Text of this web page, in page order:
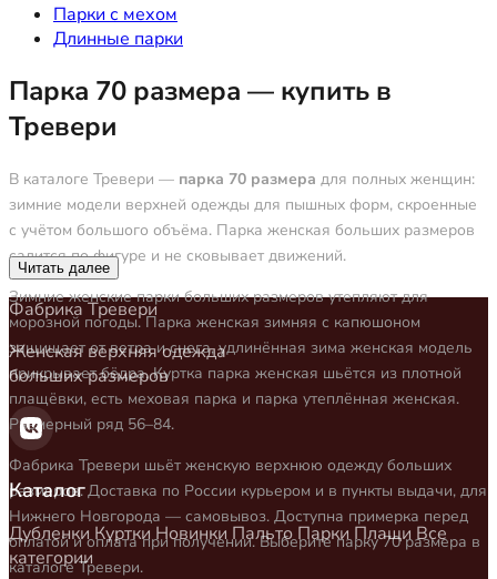
Парки с мехом
Длинные парки
Парка 70 размера — купить в
Тревери
В каталоге Тревери — парка 70 размера для полных женщин:
зимние модели верхней одежды для пышных форм, скроенные
с учётом большого объёма. Парка женская больших размеров
садится по фигуре и не сковывает движений.
Зимние женские парки больших размеров утепляют для
морозной погоды. Парка женская зимняя с капюшоном
защищает от ветра и снега, удлинённая зима женская модель
прикрывает бёдра. Куртка парка женская шьётся из плотной
плащёвки, есть меховая парка и парка утеплённая женская.
Размерный ряд 56–84.
Фабрика Тревери шьёт женскую верхнюю одежду больших
размеров. Доставка по России курьером и в пункты выдачи, для
Нижнего Новгорода — самовывоз. Доступна примерка перед
оплатой и оплата при получении. Выберите парку 70 размера в
каталоге Тревери.
Читать далее
Фабрика Тревери
Женская верхняя одежда
больших размеров
Каталог
Дубленки Куртки НовинкиПальто Парки ПлащиВсе
категории